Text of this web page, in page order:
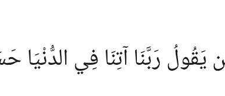
يَقُولُ رَبَّنَا آتِنَا فِي